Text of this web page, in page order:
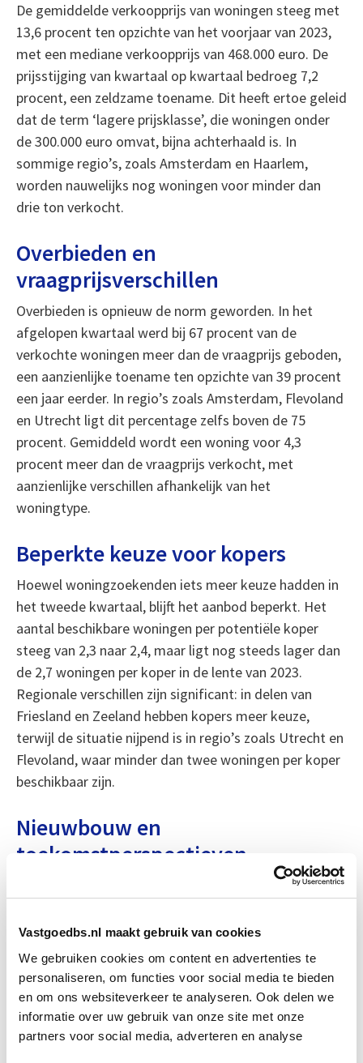
Vastgoedbs.nl maakt gebruik van cookies
We gebruiken cookies om content en advertenties te
personaliseren, om functies voor social media te bieden
en om ons websiteverkeer te analyseren. Ook delen we
informatie over uw gebruik van onze site met onze
partners voor social media, adverteren en analyse
De gemiddelde verkoopprijs van woningen steeg met
13,6 procent ten opzichte van het voorjaar van 2023,
met een mediane verkoopprijs van 468.000 euro. De
prijsstijging van kwartaal op kwartaal bedroeg 7,2
procent, een zeldzame toename. Dit heeft ertoe geleid
dat de term ‘lagere prijsklasse’, die woningen onder
de 300.000 euro omvat, bijna achterhaald is. In
sommige regio’s, zoals Amsterdam en Haarlem,
worden nauwelijks nog woningen voor minder dan
drie ton verkocht.
Overbieden en
vraagprijsverschillen
Overbieden is opnieuw de norm geworden. In het
afgelopen kwartaal werd bij 67 procent van de
verkochte woningen meer dan de vraagprijs geboden,
een aanzienlijke toename ten opzichte van 39 procent
een jaar eerder. In regio’s zoals Amsterdam, Flevoland
en Utrecht ligt dit percentage zelfs boven de 75
procent. Gemiddeld wordt een woning voor 4,3
procent meer dan de vraagprijs verkocht, met
aanzienlijke verschillen afhankelijk van het
woningtype.
Beperkte keuze voor kopers
Hoewel woningzoekenden iets meer keuze hadden in
het tweede kwartaal, blijft het aanbod beperkt. Het
aantal beschikbare woningen per potentiële koper
steeg van 2,3 naar 2,4, maar ligt nog steeds lager dan
de 2,7 woningen per koper in de lente van 2023.
Regionale verschillen zijn significant: in delen van
Friesland en Zeeland hebben kopers meer keuze,
terwijl de situatie nijpend is in regio’s zoals Utrecht en
Flevoland, waar minder dan twee woningen per koper
beschikbaar zijn.
Nieuwbouw en
toekomstperspectieven
De interesse in nieuwbouwwoningen nam toe, deels
markt voor bestaande woningen. De gemiddelde
verkoopprijs van nieuwbouwwoningen was 475.000
euro, en er werden 7.354 nieuwbouwwoningen
verkocht, een stijging van 70 procent ten opzichte van
vorig jaar. Hoewel dit een positieve ontwikkeling is,
blijft het aanbod achter bij de vraag, wat zorgen baart